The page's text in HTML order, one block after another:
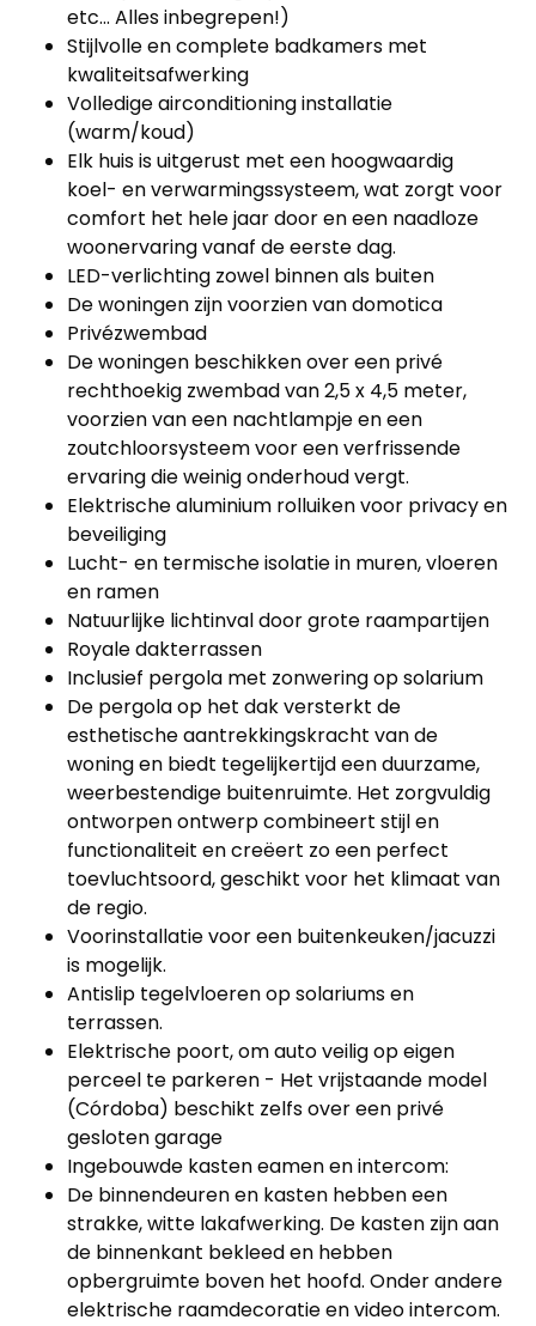
etc... Alles inbegrepen!)
Stijlvolle en complete badkamers met
kwaliteitsafwerking
Volledige airconditioning installatie
(warm/koud)
Elk huis is uitgerust met een hoogwaardig
koel- en verwarmingssysteem, wat zorgt voor
comfort het hele jaar door en een naadloze
woonervaring vanaf de eerste dag.
LED-verlichting zowel binnen als buiten
De woningen zijn voorzien van domotica
Privézwembad
De woningen beschikken over een privé
rechthoekig zwembad van 2,5 x 4,5 meter,
voorzien van een nachtlampje en een
zoutchloorsysteem voor een verfrissende
ervaring die weinig onderhoud vergt.
Elektrische aluminium rolluiken voor privacy en
beveiliging
Lucht- en termische isolatie in muren, vloeren
en ramen
Natuurlijke lichtinval door grote raampartijen
Royale dakterrassen
Inclusief pergola met zonwering op solarium
De pergola op het dak versterkt de
esthetische aantrekkingskracht van de
woning en biedt tegelijkertijd een duurzame,
weerbestendige buitenruimte. Het zorgvuldig
ontworpen ontwerp combineert stijl en
functionaliteit en creëert zo een perfect
toevluchtsoord, geschikt voor het klimaat van
de regio.
Voorinstallatie voor een buitenkeuken/jacuzzi
is mogelijk.
Antislip tegelvloeren op solariums en
terrassen.
Elektrische poort, om auto veilig op eigen
perceel te parkeren - Het vrijstaande model
(Córdoba) beschikt zelfs over een privé
gesloten garage
Ingebouwde kasten eamen en intercom:
De binnendeuren en kasten hebben een
strakke, witte lakafwerking. De kasten zijn aan
de binnenkant bekleed en hebben
opbergruimte boven het hoofd. Onder andere
elektrische raamdecoratie en video intercom.